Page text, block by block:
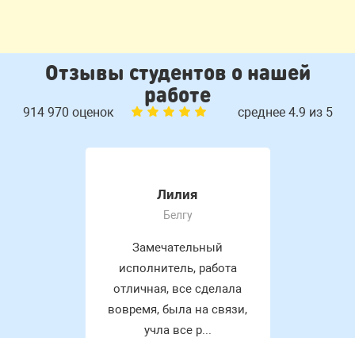
Отзывы студентов о нашей
работе
914 970 оценок среднее 4.9 из 5
Лилия
Белгу
Замечательный
исполнитель, работа
отличная, все сделала
вовремя, была на связи,
учла все р...